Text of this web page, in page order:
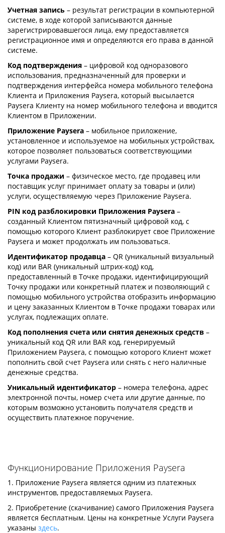
Учетная запись – результат регистрации в компьютерной
системе, в ходе которой записываются данные
зарегистрировавшегося лица, ему предоставляется
регистрационное имя и определяются его права в данной
системе.
Код подтверждения – цифровой код одноразового
использования, предназначенный для проверки и
подтверждения интерфейса номера мобильного телефона
Клиента и Приложения Paysera, который высылается
Paysera Клиенту на номер мобильного телефона и вводится
Клиентом в Приложении.
Приложение Paysera – мобильное приложение,
установленное и используемое на мобильных устройствах,
которое позволяет пользоваться соответствующими
услугами Paysera.
Точка продажи – физическое место, где продавец или
поставщик услуг принимает оплату за товары и (или)
услуги, осуществляемую через Приложение Paysera.
PIN код разблокировки Приложения Paysera –
созданный Клиентом пятизначный цифровой код, с
помощью которого Клиент разблокирует свое Приложение
Paysera и может продолжать им пользоваться.
Идентификатор продавца – QR (уникальный визуальный
код) или BAR (уникальный штрих-код) код,
предоставленный в Точке продажи, идентифицирующий
Точку продажи или конкретный платеж и позволяющий с
помощью мобильного устройства отобразить информацию
и цену заказанных Клиентом в Точке продажи товарах или
услугах, подлежащих оплате.
Код пополнения счета или снятия денежных средств –
уникальный код QR или BAR код, генерируемый
Приложением Paysera, с помощью которого Клиент может
пополнить свой счет Paysera или снять с него наличные
денежные средства.
Уникальный идентификатор – номера телефона, адрес
электронной почты, номер счета или другие данные, по
которым возможно установить получателя средств и
осуществить платежное поручение.
Функционирование Приложения Paysera
1. Приложение Paysera является одним из платежных
инструментов, предоставляемых Paysera.
2. Приобретение (скачивание) самого Приложения Paysera
является бесплатным. Цены на конкретные Услуги Paysera
указаны здесь.